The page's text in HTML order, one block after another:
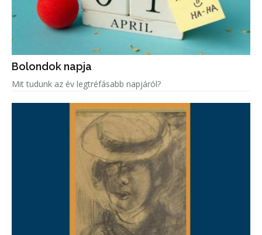
Bolondok napja
Mit tudunk az év legtréfásabb napjáról?